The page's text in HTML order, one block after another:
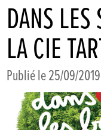
DANS
LA CIE
Publié le 25/09/